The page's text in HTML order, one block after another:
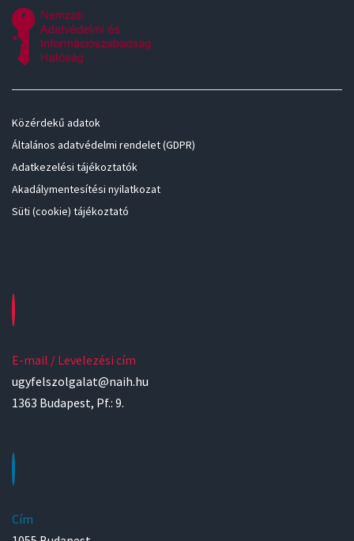
Közérdekű adatok
Általános adatvédelmi rendelet (GDPR)
Adatkezelési tájékoztatók
Akadálymentesítési nyilatkozat
Süti (cookie) tájékoztató
E-mail / Levelezési cím
ugyfelszolgalat@naih.hu
1363 Budapest, Pf.: 9.
Cím